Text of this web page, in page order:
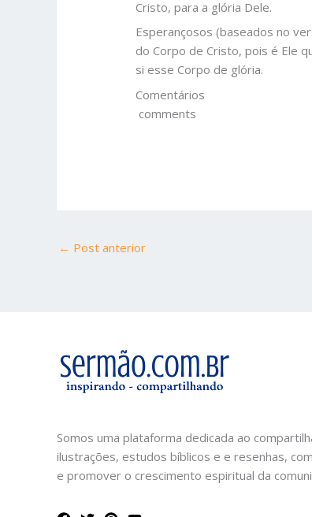
Cristo, para a glória Dele.
Esperançosos (baseados no
do Corpo de Cristo, pois é Ele
si esse Corpo de glória.
Comentários
comments
← Post anterior
Somos uma plataforma dedicada ao
ilustrações, estudos bíblicos e e resenhas,
e promover o crescimento espiritual da